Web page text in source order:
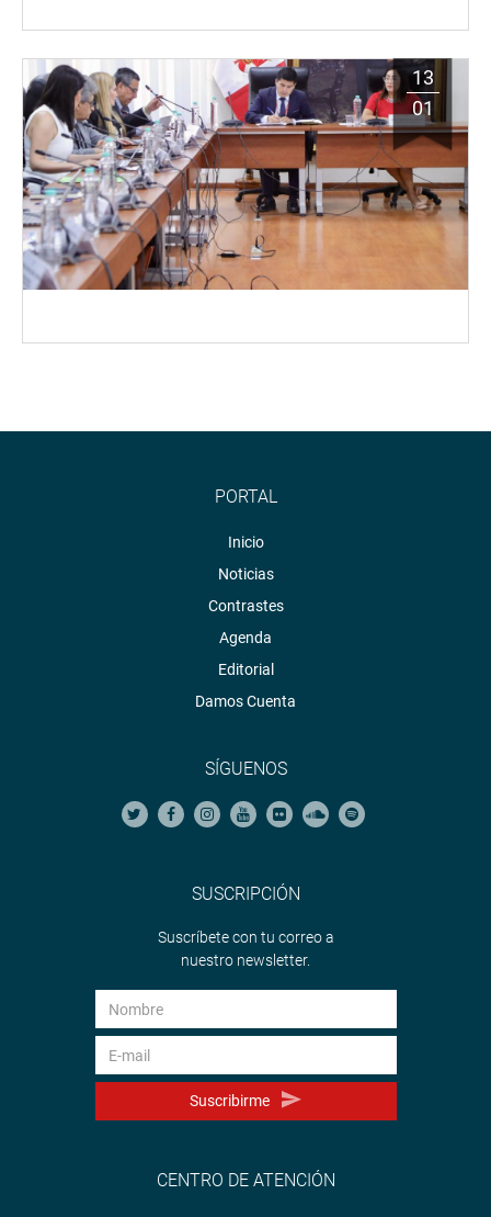
13
01
PORTAL
Inicio
Noticias
Contrastes
Agenda
Editorial
Damos Cuenta
SÍGUENOS
SUSCRIPCIÓN
Suscríbete con tu correo a
nuestro newsletter.
Suscribirme
CENTRO DE ATENCIÓN